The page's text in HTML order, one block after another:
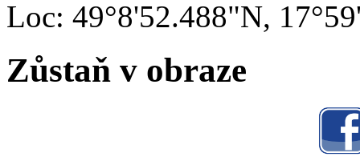
Loc: 49°8'52.488"N,
Zůstaň v obraze